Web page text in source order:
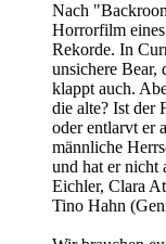
Nach
Horrorfilm
Rekorde. In
unsichere Bear,
klappt auch.
die alte? Ist der
oder entlarvt er
männliche
und hat er nicht
Eichler, Clara
Tino Hahn